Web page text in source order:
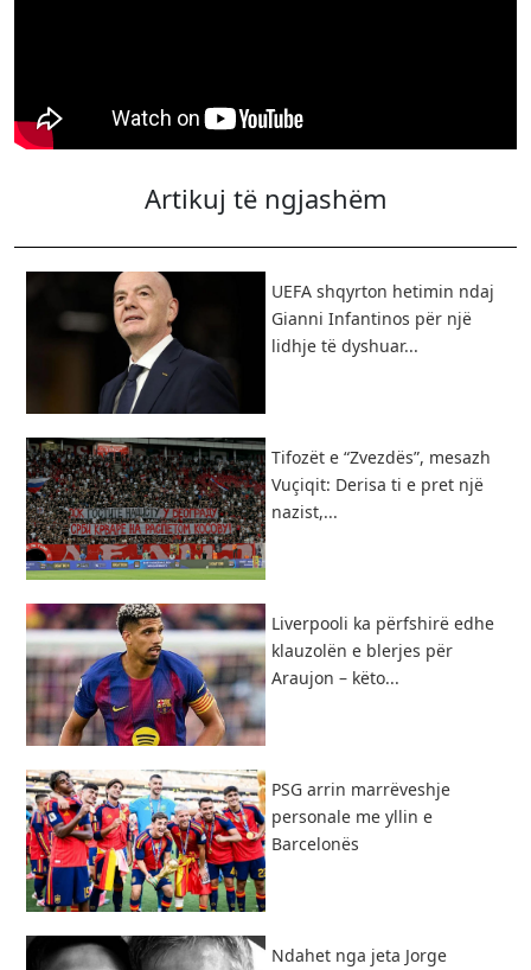
Artikuj të ngjashëm
UEFA shqyrton hetimin ndaj
Gianni Infantinos për një
lidhje të dyshuar...
Tifozët e “Zvezdës”, mesazh
Vuçiqit: Derisa ti e pret një
nazist,...
Liverpooli ka përfshirë edhe
klauzolën e blerjes për
Araujon – këto...
PSG arrin marrëveshje
personale me yllin e
Barcelonës
Ndahet nga jeta Jorge